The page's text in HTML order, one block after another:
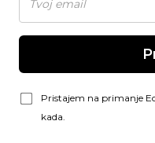
Pristajem na primanje
kada.